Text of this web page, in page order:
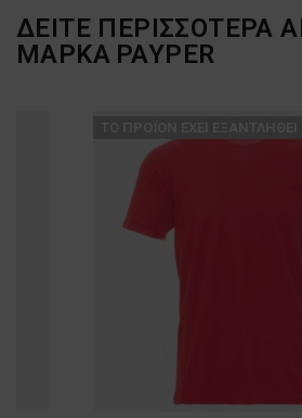
ΔΕΙΤΕ ΠΕΡΙΣΣΟΤΕΡΑ
ΜΑΡΚΑ PAYPER